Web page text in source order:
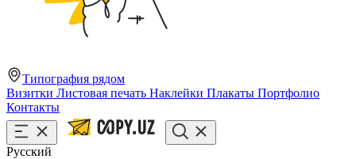
Типография рядом
Визитки Листовая печать Наклейки Плакаты Портфолио
Контакты
Русский